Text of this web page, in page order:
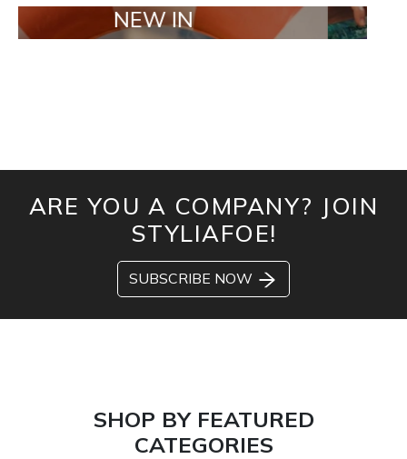
NEW IN TAILOR
ARE YOU A COMPANY? JOIN
STYLIAFOE!
SUBSCRIBE NOW
SHOP BY FEATURED
CATEGORIES